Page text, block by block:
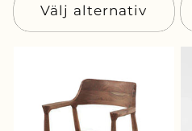
Välj alternativ